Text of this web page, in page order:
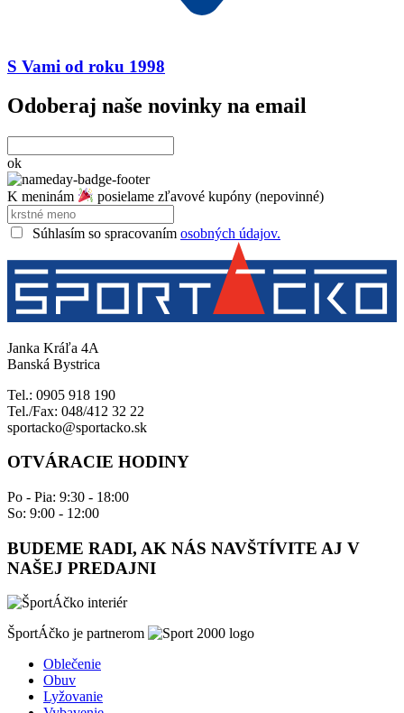
S Vami od roku 1998
Odoberaj naše novinky na email
ok
K meninám posielame zľavové kupóny (nepovinné)
Súhlasím so spracovaním osobných údajov.
Janka Kráľa 4A
Banská Bystrica
Tel.: 0905 918 190
Tel./Fax: 048/412 32 22
sportacko@sportacko.sk
OTVÁRACIE HODINY
Po - Pia: 9:30 - 18:00
So: 9:00 - 12:00
BUDEME RADI, AK NÁS NAVŠTÍVITE AJ V
NAŠEJ PREDAJNI
ŠportÁčko je partnerom
Oblečenie
Obuv
Lyžovanie